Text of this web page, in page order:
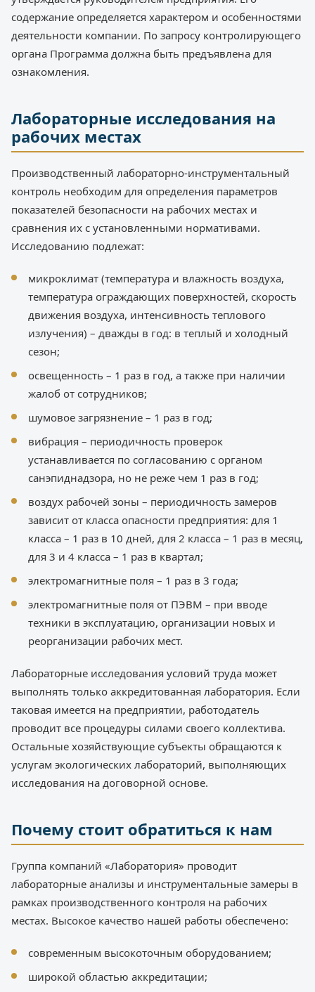
содержание определяется характером и особенностями
деятельности компании. По запросу контролирующего
органа Программа должна быть предъявлена для
ознакомления.
Лабораторные исследования на
рабочих местах
Производственный лабораторно-инструментальный
контроль необходим для определения параметров
показателей безопасности на рабочих местах и
сравнения их с установленными нормативами.
Исследованию подлежат:
микроклимат (температура и влажность воздуха,
температура ограждающих поверхностей, скорость
движения воздуха, интенсивность теплового
излучения) – дважды в год: в теплый и холодный
сезон;
освещенность – 1 раз в год, а также при наличии
жалоб от сотрудников;
шумовое загрязнение – 1 раз в год;
вибрация – периодичность проверок
устанавливается по согласованию с органом
санэпиднадзора, но не реже чем 1 раз в год;
воздух рабочей зоны – периодичность замеров
зависит от класса опасности предприятия: для 1
класса – 1 раз в 10 дней, для 2 класса – 1 раз в месяц,
для 3 и 4 класса – 1 раз в квартал;
электромагнитные поля – 1 раз в 3 года;
электромагнитные поля от ПЭВМ – при вводе
техники в эксплуатацию, организации новых и
реорганизации рабочих мест.
Лабораторные исследования условий труда может
выполнять только аккредитованная лаборатория. Если
таковая имеется на предприятии, работодатель
проводит все процедуры силами своего коллектива.
Остальные хозяйствующие субъекты обращаются к
услугам экологических лабораторий, выполняющих
исследования на договорной основе.
Почему стоит обратиться к нам
Группа компаний «Лаборатория» проводит
лабораторные анализы и инструментальные замеры в
рамках производственного контроля на рабочих
местах. Высокое качество нашей работы обеспечено:
современным высокоточным оборудованием;
широкой областью аккредитации;